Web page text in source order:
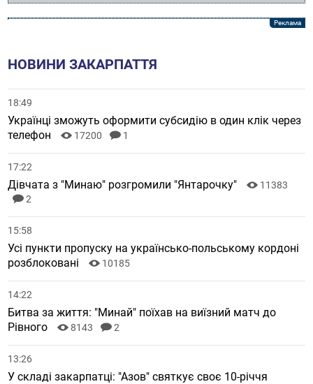
НОВИНИ ЗАКАРПАТТЯ
18:49
Українці зможуть оформити субсидію в один клік через
телефон
17200 1
17:22
Дівчата з "Минаю" розгромили "Янтарочку"
11383
2
15:58
Усі пункти пропуску на українсько-польському кордоні
розблоковані
10185
14:22
Битва за життя: "Минай" поїхав на виїзний матч до
Рівного
8143 2
13:26
У складі закарпатці: "Азов" святкує своє 10-річчя